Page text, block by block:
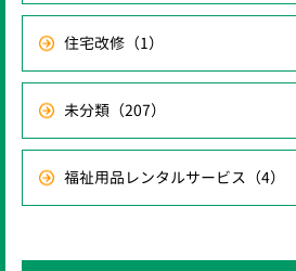
住宅改修 （1）
未分類 （207）
福祉用品レンタルサービス （4）